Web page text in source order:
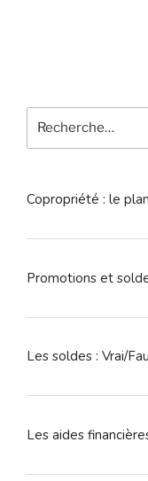
pour
Copropriété : le
Promotions et
Les soldes : Vrai/
Les aides